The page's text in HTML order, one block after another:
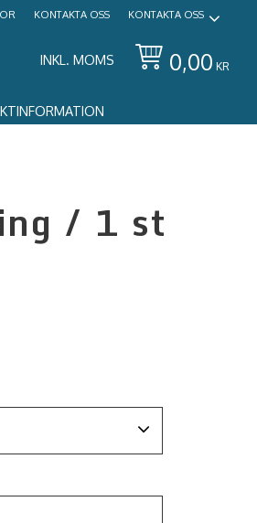
KONTAKTA OSS KONTAKTA OSS
INKL. MOMS 0,00 KR
/ 1 st